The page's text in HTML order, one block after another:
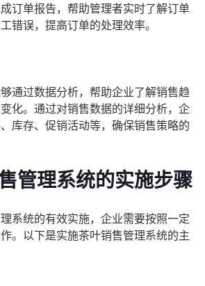
订单报告，帮助管理者实时了解订单
错误，提高订单的处理效率。
通过数据分析，帮助企业了解销售趋
化。通过对销售数据的详细分析，企
库存、促销活动等，确保销售策略的
管理系统的实施步骤
系统的有效实施，企业需要按照一定
。以下是实施茶叶销售管理系统的主